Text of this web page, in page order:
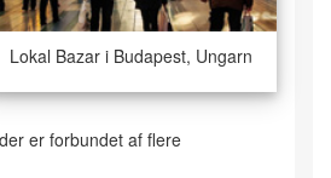
Lokal Bazar i Budapest, Ungarn
er forbundet af flere